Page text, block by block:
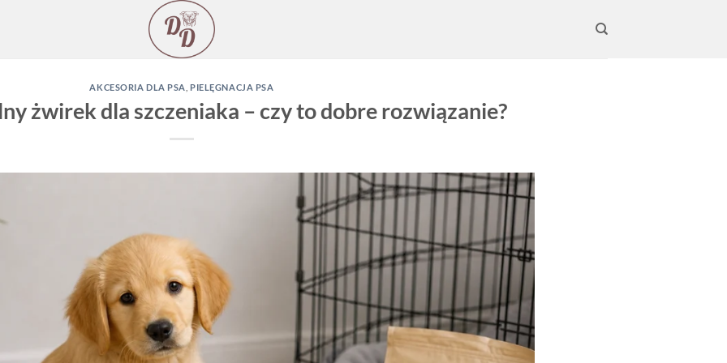
AKCESORIA DLA PSA PIELĘGNACJA PSA
żwirek dla szczeniaka – czy to dobre rozwiązanie?